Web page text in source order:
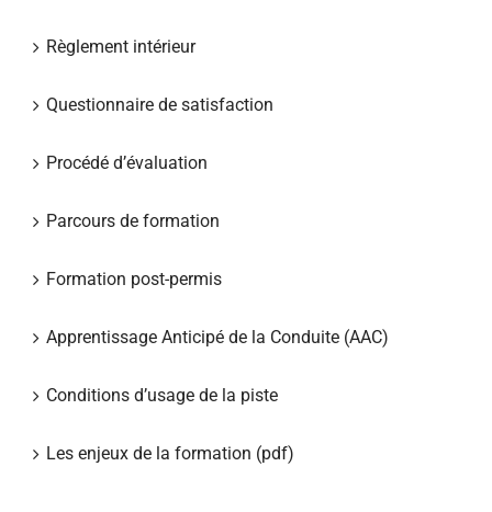
Règlement intérieur
Questionnaire de satisfaction
Procédé d’évaluation
Parcours de formation
Formation post-permis
Apprentissage Anticipé de la Conduite (AAC)
Conditions d’usage de la piste
Les enjeux de la formation (pdf)